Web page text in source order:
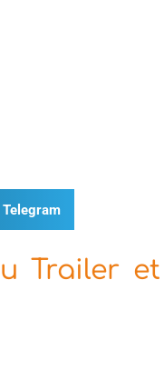
Telegram
Trailer et